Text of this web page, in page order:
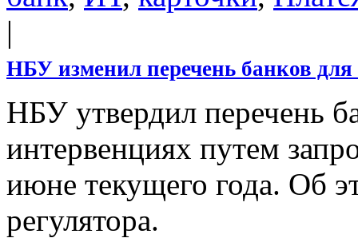
|
НБУ изменил перечень банков
НБУ утвердил перечень
интервенциях путем
июне текущего года. Об
регулятора.